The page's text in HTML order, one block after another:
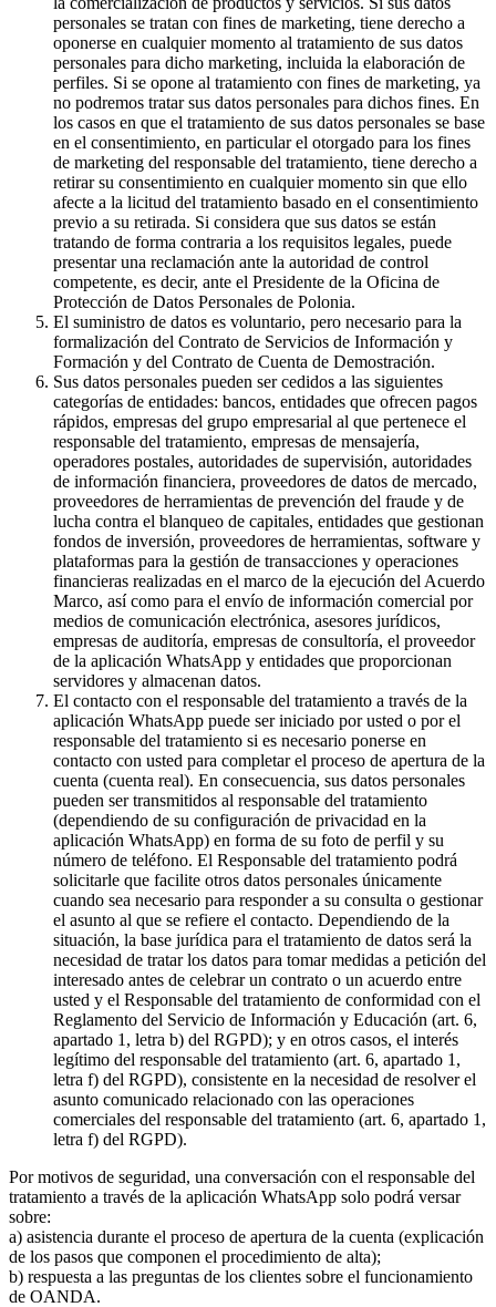
personales se tratan con fines de marketing, tiene derecho a
oponerse en cualquier momento al tratamiento de sus datos
personales para dicho marketing, incluida la elaboración de
perfiles. Si se opone al tratamiento con fines de marketing, ya
no podremos tratar sus datos personales para dichos fines. En
los casos en que el tratamiento de sus datos personales se base
en el consentimiento, en particular el otorgado para los fines
de marketing del responsable del tratamiento, tiene derecho a
retirar su consentimiento en cualquier momento sin que ello
afecte a la licitud del tratamiento basado en el consentimiento
previo a su retirada. Si considera que sus datos se están
tratando de forma contraria a los requisitos legales, puede
presentar una reclamación ante la autoridad de control
competente, es decir, ante el Presidente de la Oficina de
Protección de Datos Personales de Polonia.
El suministro de datos es voluntario, pero necesario para la
formalización del Contrato de Servicios de Información y
Formación y del Contrato de Cuenta de Demostración.
Sus datos personales pueden ser cedidos a las siguientes
categorías de entidades: bancos, entidades que ofrecen pagos
rápidos, empresas del grupo empresarial al que pertenece el
responsable del tratamiento, empresas de mensajería,
operadores postales, autoridades de supervisión, autoridades
de información financiera, proveedores de datos de mercado,
proveedores de herramientas de prevención del fraude y de
lucha contra el blanqueo de capitales, entidades que gestionan
fondos de inversión, proveedores de herramientas, software y
plataformas para la gestión de transacciones y operaciones
financieras realizadas en el marco de la ejecución del Acuerdo
Marco, así como para el envío de información comercial por
medios de comunicación electrónica, asesores jurídicos,
empresas de auditoría, empresas de consultoría, el proveedor
de la aplicación WhatsApp y entidades que proporcionan
servidores y almacenan datos.
El contacto con el responsable del tratamiento a través de la
aplicación WhatsApp puede ser iniciado por usted o por el
responsable del tratamiento si es necesario ponerse en
contacto con usted para completar el proceso de apertura de la
cuenta (cuenta real). En consecuencia, sus datos personales
pueden ser transmitidos al responsable del tratamiento
(dependiendo de su configuración de privacidad en la
aplicación WhatsApp) en forma de su foto de perfil y su
número de teléfono. El Responsable del tratamiento podrá
solicitarle que facilite otros datos personales únicamente
cuando sea necesario para responder a su consulta o gestionar
el asunto al que se refiere el contacto. Dependiendo de la
situación, la base jurídica para el tratamiento de datos será la
necesidad de tratar los datos para tomar medidas a petición del
interesado antes de celebrar un contrato o un acuerdo entre
usted y el Responsable del tratamiento de conformidad con el
Reglamento del Servicio de Información y Educación (art. 6,
apartado 1, letra b) del RGPD); y en otros casos, el interés
legítimo del responsable del tratamiento (art. 6, apartado 1,
letra f) del RGPD), consistente en la necesidad de resolver el
asunto comunicado relacionado con las operaciones
comerciales del responsable del tratamiento (art. 6, apartado 1,
letra f) del RGPD).
Por motivos de seguridad, una conversación con el responsable del
tratamiento a través de la aplicación WhatsApp solo podrá versar
sobre:
a) asistencia durante el proceso de apertura de la cuenta (explicación
de los pasos que componen el procedimiento de alta);
b) respuesta a las preguntas de los clientes sobre el funcionamiento
de OANDA.